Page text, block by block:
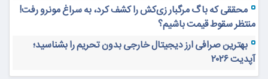
محققی که باگ مرگبار زی‌کش را کشف کرد، به سراغ مونرو رفت!
منتظر سقوط قیمت باشیم؟
بهترین صرافی ارز دیجیتال خارجی بدون تحریم را بشناسید؛
آپدیت ۲۰۲۶